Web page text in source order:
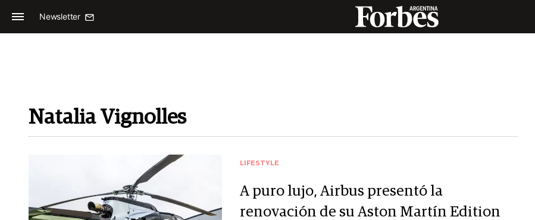
Newsletter
Natalia Vignolles
LIFESTYLE
A puro lujo, Airbus presentó la
renovación de su Aston Martín Edition